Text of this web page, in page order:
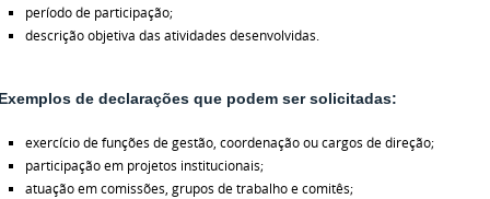
período de participação;
descrição objetiva das atividades desenvolvidas.
Exemplos de declarações que podem ser solicitadas:
exercício de funções de gestão, coordenação ou cargos de direção;
participação em projetos institucionais;
atuação em comissões, grupos de trabalho e comitês;